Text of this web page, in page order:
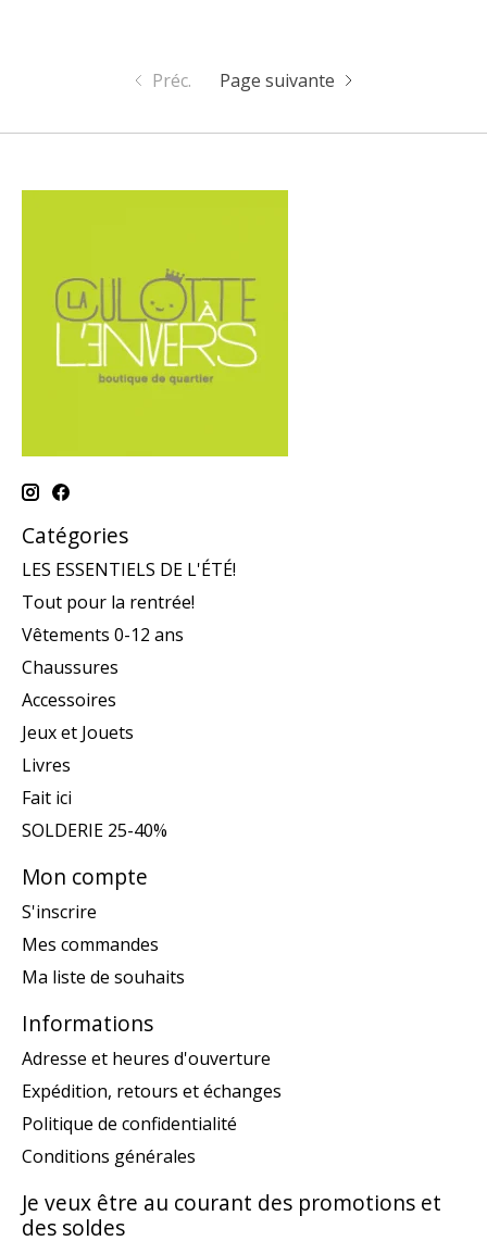
Préc. Page suivante
Catégories
LES ESSENTIELS DE L'ÉTÉ!
Tout pour la rentrée!
Vêtements 0-12 ans
Chaussures
Accessoires
Jeux et Jouets
Livres
Fait ici
SOLDERIE 25-40%
Mon compte
S'inscrire
Mes commandes
Ma liste de souhaits
Informations
Adresse et heures d'ouverture
Expédition, retours et échanges
Politique de confidentialité
Conditions générales
Je veux être au courant des promotions et
des soldes